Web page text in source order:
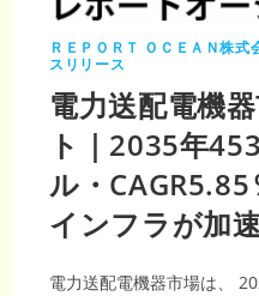
ＲＥＰＯＲＴ ＯＣＥＡＮ株式
スリリース
電力送配電機
ト｜2035年
ル・
インフラが加
電力送配電機器市場は、